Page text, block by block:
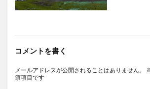
コメントを書く
メールアドレスが公開されることはありません。
須項目です